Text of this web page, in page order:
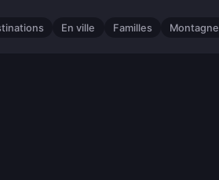
En ville Familles Montagne